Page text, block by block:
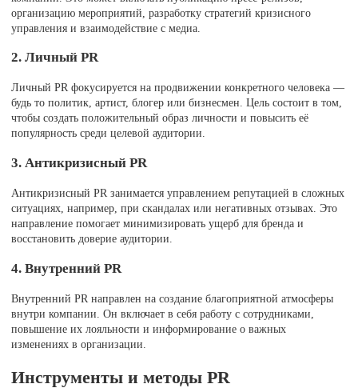
организацию мероприятий, разработку стратегий кризисного
управления и взаимодействие с медиа.
2. Личный PR
Личный PR фокусируется на продвижении конкретного человека —
будь то политик, артист, блогер или бизнесмен. Цель состоит в том,
чтобы создать положительный образ личности и повысить её
популярность среди целевой аудитории.
3. Антикризисный PR
Антикризисный PR занимается управлением репутацией в сложных
ситуациях, например, при скандалах или негативных отзывах. Это
направление помогает минимизировать ущерб для бренда и
восстановить доверие аудитории.
4. Внутренний PR
Внутренний PR направлен на создание благоприятной атмосферы
внутри компании. Он включает в себя работу с сотрудниками,
повышение их лояльности и информирование о важных
изменениях в организации.
Инструменты и методы PR